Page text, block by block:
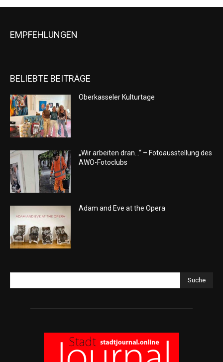
EMPFEHLUNGEN
BELIEBTE BEITRÄGE
Oberkasseler Kulturtage
„Wir arbeiten dran…“ – Fotoausstellung des
AWO-Fotoclubs
Adam and Eve at the Opera
Suche